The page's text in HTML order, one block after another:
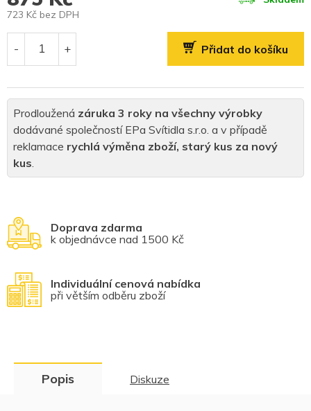
Doprava zdarma
k objednávce nad 1500 Kč
Individuální cenová nabídka
při větším odběru zboží
Prodloužená záruka 3 roky na všechny výrobky
dodávané společností EPa Svítidla s.r.o. a v případě
reklamace rychlá výměna zboží, starý kus za nový
kus.
723 Kč bez DPH
Přidat do košíku
Popis Diskuze